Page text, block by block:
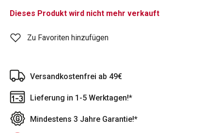
Dieses Produkt wird nicht mehr verkauft
Zu Favoriten hinzufügen
Versandkostenfrei ab 49€
Lieferung in 1-5 Werktagen!*
Mindestens 3 Jahre Garantie!*